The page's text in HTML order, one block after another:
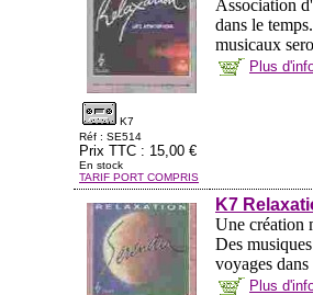
K7
Réf : SE514
Prix TTC : 15,00 €
En stock
TARIF PORT COMPRIS
Association
dans le
musicaux
Plus
K7
Une création
Des
voyages
Plus